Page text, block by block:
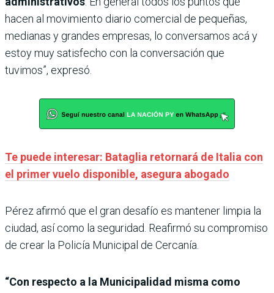
hacen al movimiento diario comercial de pequeñas,
medianas y grandes empresas, lo conversamos acá y
estoy muy satisfecho con la conversación que
tuvimos”, expresó.
Te puede interesar: Bataglia retornará de Italia con
el primer vuelo disponible, asegura abogado
Pérez afirmó que el gran desafío es mantener limpia la
ciudad, así como la seguridad. Reafirmó su compromiso
de crear la Policía Municipal de Cercanía.
“Con respecto a la Municipalidad misma como